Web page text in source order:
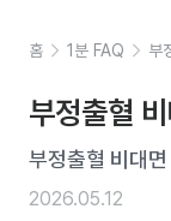
홈 1분 FAQ 부
부정출혈
부정출혈 비대
2026.05.12